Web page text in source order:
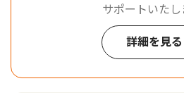
サポートいたし
詳細を見る